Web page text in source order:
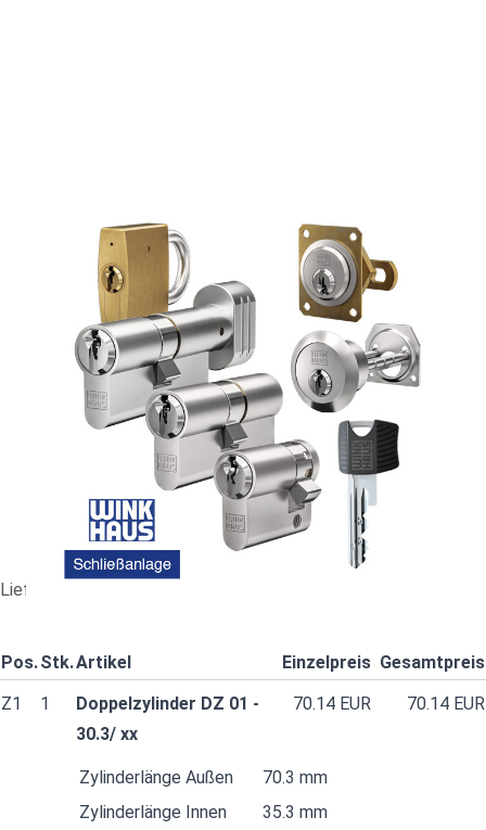
991,10 €
vč. 19% DPH beznákladů na dopravu
- +
Dodací lhůta: 1-2 Wochen
Lieferzeit ca. 1-2 Wochen
Pos.Stk.Artikel Einzelpreis Gesamtpreis
Z1
1
Doppelzylinder DZ 01 -
30.3/ xx
70.14 EUR 70.14 EUR
Zylinderlänge Außen
70.3 mm
Zylinderlänge Innen
35.3 mm